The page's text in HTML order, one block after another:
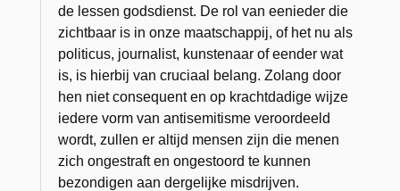
de lessen godsdienst. De rol van eenieder die
zichtbaar is in onze maatschappij, of het nu als
politicus, journalist, kunstenaar of eender wat
is, is hierbij van cruciaal belang. Zolang door
hen niet consequent en op krachtdadige wijze
iedere vorm van antisemitisme veroordeeld
wordt, zullen er altijd mensen zijn die menen
zich ongestraft en ongestoord te kunnen
bezondigen aan dergelijke misdrijven.